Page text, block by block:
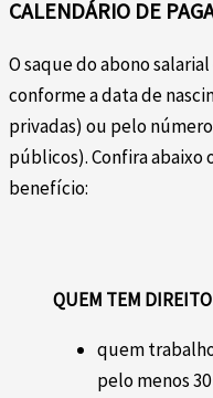
CALENDÁRIO DE
O saque do abono
conforme a data de
privadas) ou pelo
públicos). Confira abaixo
benefício:
QUEM TEM
quem
pelo menos